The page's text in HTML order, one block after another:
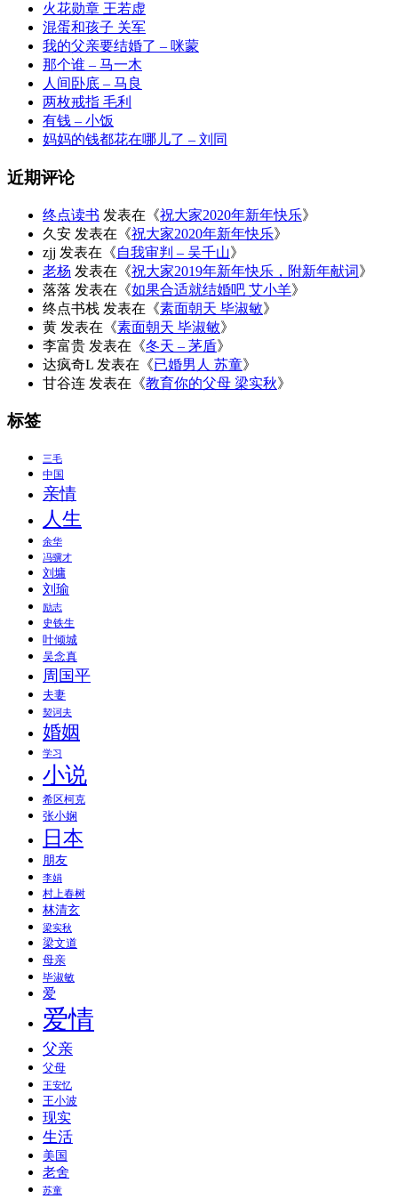
火花勋章 王若虚
混蛋和孩子 关军
我的父亲要结婚了 – 咪蒙
那个谁 – 马一木
人间卧底 – 马良
两枚戒指 毛利
有钱 – 小饭
妈妈的钱都花在哪儿了 – 刘同
近期评论
终点读书 发表在《祝大家2020年新年快乐》
久安 发表在《祝大家2020年新年快乐》
zjj 发表在《自我审判 – 吴千山》
老杨 发表在《祝大家2019年新年快乐，附新年献词》
落落 发表在《如果合适就结婚吧 艾小羊》
终点书栈 发表在《素面朝天 毕淑敏》
黄 发表在《素面朝天 毕淑敏》
李富贵 发表在《冬天 – 茅盾》
达疯奇L 发表在《已婚男人 苏童》
甘谷连 发表在《教育你的父母 梁实秋》
标签
三毛
中国
亲情
人生
余华
冯骥才
刘墉
刘瑜
励志
史铁生
叶倾城
吴念真
周国平
夫妻
契诃夫
婚姻
学习
小说
希区柯克
张小娴
日本
朋友
李娟
村上春树
林清玄
梁实秋
梁文道
母亲
毕淑敏
爱
爱情
父亲
父母
王安忆
王小波
现实
生活
美国
老舍
苏童